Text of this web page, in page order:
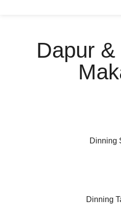
Dapur
Dinning
Dinning